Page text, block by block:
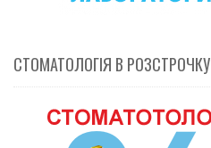
СТОМАТОЛОГІЯ В РОЗСТРОЧКУ